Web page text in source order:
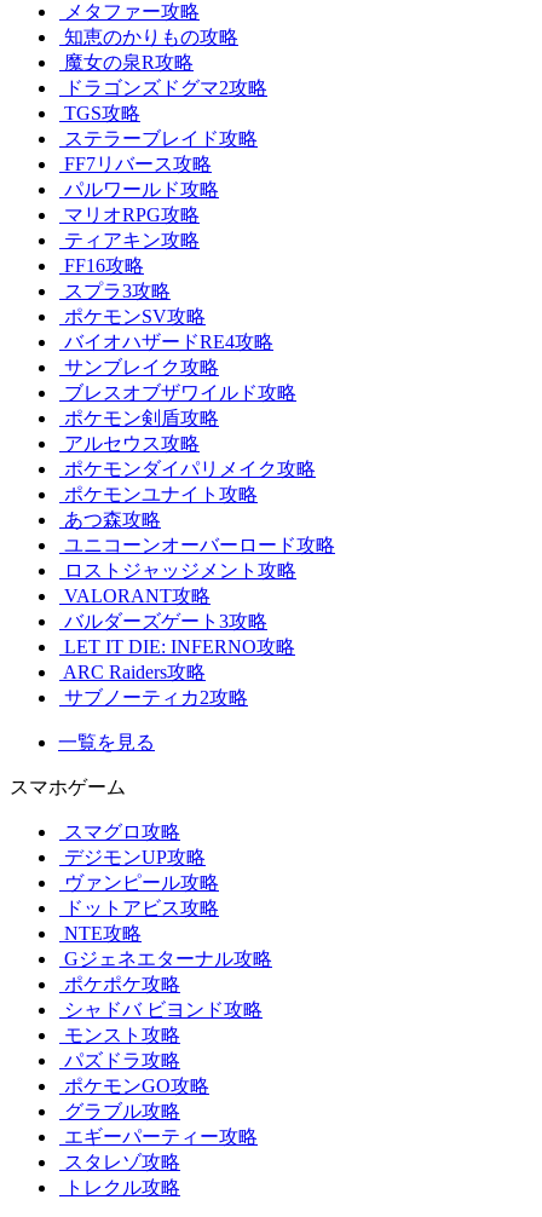
メタファー攻略
知恵のかりもの攻略
魔女の泉R攻略
ドラゴンズドグマ2攻略
TGS攻略
ステラーブレイド攻略
FF7リバース攻略
パルワールド攻略
マリオRPG攻略
ティアキン攻略
FF16攻略
スプラ3攻略
ポケモンSV攻略
バイオハザードRE4攻略
サンブレイク攻略
ブレスオブザワイルド攻略
ポケモン剣盾攻略
アルセウス攻略
ポケモンダイパリメイク攻略
ポケモンユナイト攻略
あつ森攻略
ユニコーンオーバーロード攻略
ロストジャッジメント攻略
VALORANT攻略
バルダーズゲート3攻略
LET IT DIE: INFERNO攻略
ARC Raiders攻略
サブノーティカ2攻略
一覧を見る
スマホゲーム
スマグロ攻略
デジモンUP攻略
ヴァンピール攻略
ドットアビス攻略
NTE攻略
Gジェネエターナル攻略
ポケポケ攻略
シャドバ ビヨンド攻略
モンスト攻略
パズドラ攻略
ポケモンGO攻略
グラブル攻略
エギーパーティー攻略
スタレゾ攻略
トレクル攻略